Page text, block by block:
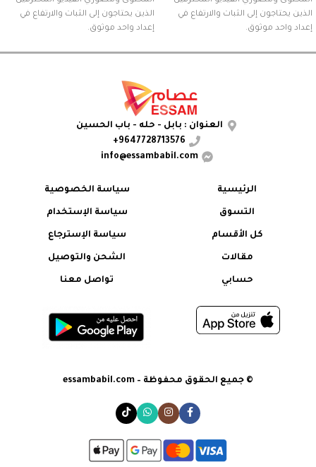
الذين يحتاجون إلى الثبات والارتفاع في
إعداد واحد موثوق.
الذين يحتاجون إلى الثبات والارتفاع في
إعداد واحد موثوق.
العنوان : بابل - حله - باب الحسين
9647728713576+
info@essambabil.com
الرئيسية
التسوق
كل الأقسام
مقالات
حسابي
سياسة الخصوصية
سياسة الإستخدام
سياسة الإسترجاع
الشحن والتوصيل
تواصل معنا
© جميع الحقوق محفوظة – essambabil.com